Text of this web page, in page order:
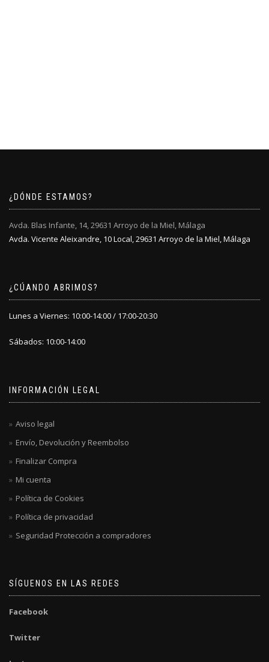
¿DÓNDE ESTAMOS?
Avda. Blas Infante, 14, 29631 Arroyo de la Miel, Málaga
Avda. Vicente Aleixandre, 10 Local, 29631 Arroyo de la Miel, Málaga
¿CÚANDO ABRIMOS?
Lunes a Viernes: 10:00-14:00 / 17:00-20:30
Sábados: 10:00-14:00
INFORMACIÓN LEGAL
Aviso legal
Envío, Devolución y Reembolso
Finalizar Compra
Mi cuenta
Política de Cookies
Política de privacidad
Seguridad Protección a compradores
SÍGUENOS EN LAS REDES
Facebook
Twitter